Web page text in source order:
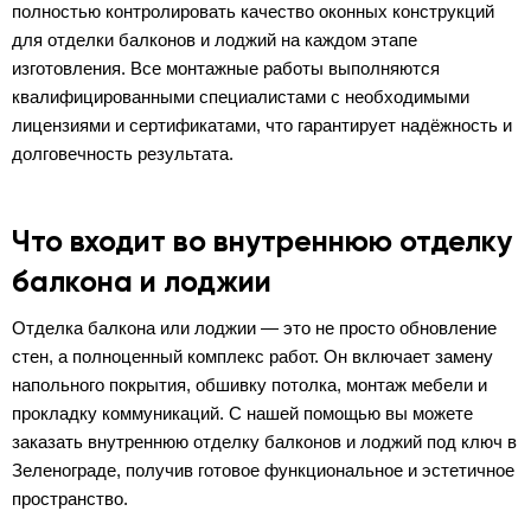
полностью контролировать качество оконных конструкций
для отделки балконов и лоджий на каждом этапе
изготовления. Все монтажные работы выполняются
квалифицированными специалистами с необходимыми
лицензиями и сертификатами, что гарантирует надёжность и
долговечность результата.
Что входит во внутреннюю отделку
балкона и лоджии
Отделка балкона или лоджии — это не просто обновление
стен, а полноценный комплекс работ. Он включает замену
напольного покрытия, обшивку потолка, монтаж мебели и
прокладку коммуникаций. С нашей помощью вы можете
заказать внутреннюю отделку балконов и лоджий под ключ в
Зеленограде, получив готовое функциональное и эстетичное
пространство.